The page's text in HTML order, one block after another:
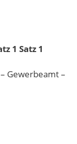
1 Satz 1
Gewerbeamt –